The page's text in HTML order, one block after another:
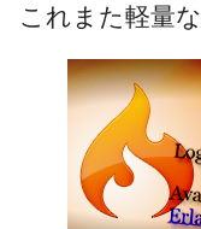
これまた軽量